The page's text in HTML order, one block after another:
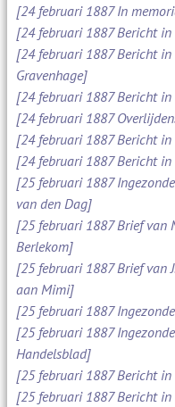
[24 februari 1887 In
[24 februari 1887 Bericht in
[24 februari 1887 Bericht
Gravenhage]
[24 februari 1887 Bericht in
[24 februari 1887
[24 februari 1887 Bericht
[24 februari 1887 Bericht
[25 februari 1887
van den Dag]
[25 februari 1887 Brief van
Berlekom]
[25 februari 1887 Brief van
aan Mimi]
[25 februari 1887
[25 februari 1887
Handelsblad]
[25 februari 1887 Bericht
[25 februari 1887 Bericht